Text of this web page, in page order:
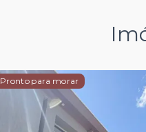
Pronto para morar